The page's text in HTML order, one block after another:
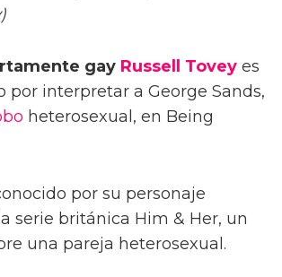
gay Russell Tovey es
por interpretar a George Sands,
heterosexual, en Being
por su personaje
serie británica Him & Her, un
una pareja heterosexual.